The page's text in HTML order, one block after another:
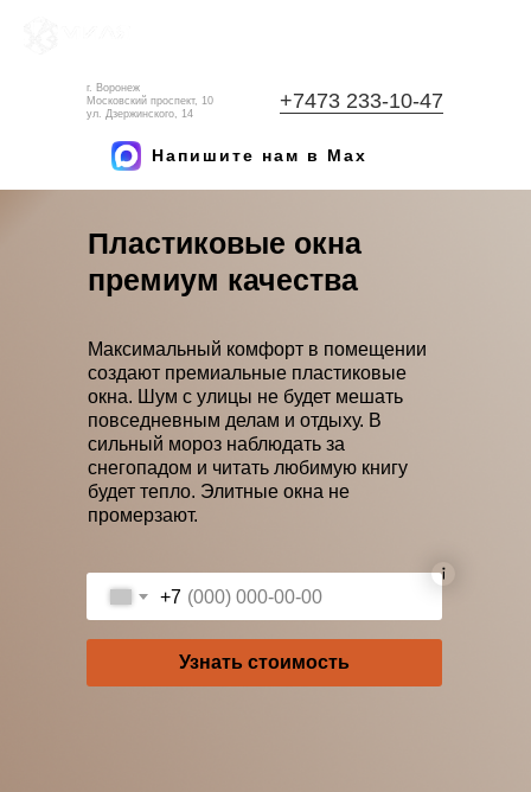
+7473 233-10-47
г. Воронеж
Московский проспект, 10
ул. Дзержинского, 14
Напишите нам в Max
Пластиковые окна
премиум качества
+7
Узнать стоимость
Максимальный комфорт в помещении
создают премиальные пластиковые
окна. Шум с улицы не будет мешать
повседневным делам и отдыху. В
сильный мороз наблюдать за
снегопадом и читать любимую книгу
будет тепло. Элитные окна не
промерзают.